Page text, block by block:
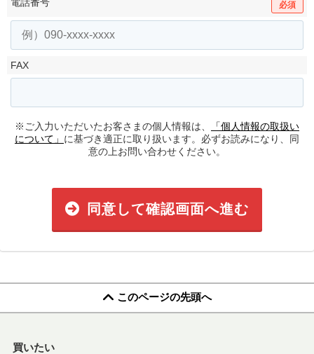
必須
FAX
※ご入力いただいたお客さまの個人情報は、
「個人情報の取扱い
について」 に基づき適正に取り扱います。必ずお読みになり、同
意の上お問い合わせください。
同意して確認画面へ進む
このページの先頭へ
買いたい